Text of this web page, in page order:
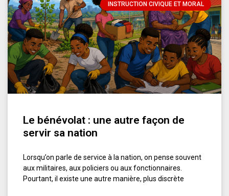
INSTRUCTION CIVIQUE ET MORAL
Le bénévolat : une autre façon de
servir sa nation
Lorsqu’on parle de service à la nation, on pense souvent
aux militaires, aux policiers ou aux fonctionnaires.
Pourtant, il existe une autre manière, plus discrète